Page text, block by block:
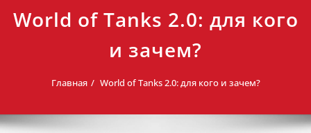
World of Tanks 2.0: для кого
и зачем?
Главная World of Tanks 2.0: для кого и зачем?